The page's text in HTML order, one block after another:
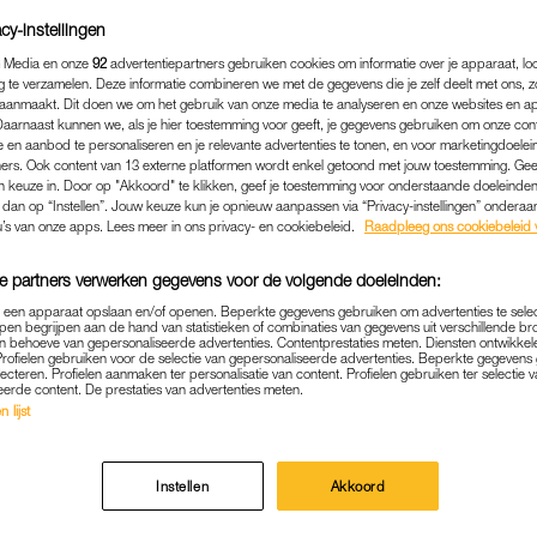
ÉN 'HET
ZIJN WEER IN AANTOCHT
MEDIA|KIJKTIP
binnenkort weer extra vroeg op tafel, want het
jaar weer afwachten welke obstakels Sinterklaas
instellingen
en onze 92 advertentiepartners gebruiken cookies om informatie over je apparaat,
te verzamelen. Deze informatie combineren we met de gegevens die je zelf deelt met ons,
Dit doen we om het gebruik van onze media te analyseren en onze websites en
kunnen we, als je hier toestemming voor geeft, je gegevens gebruiken om onze
en aanbod te personaliseren en je relevante advertenties te tonen, en voor
Ook content van 13 externe platformen wordt enkel getoond met jouw toestemming.
keuze in. Door op "Akkoord" te klikken, geef je toestemming voor onderstaande
op “Instellen”. Jouw keuze kun je opnieuw aanpassen via “Privacy-instellingen”
van onze apps. Lees meer in ons privacy- en cookiebeleid.
Raadpleeg ons cookiebeleid
partners verwerken gegevens voor de volgende doeleinden:
apparaat opslaan en/of openen. Beperkte gegevens gebruiken om advertenties te
begrijpen aan de hand van statistieken of combinaties van gegevens uit verschillende
behoeve van gepersonaliseerde advertenties. Contentprestaties meten. Diensten
gebruiken voor de selectie van gepersonaliseerde advertenties. Beperkte
Profielen aanmaken ter personalisatie van content. Profielen gebruiken ter selectie
content. De prestaties van advertenties meten.
lijst
Instellen Akkoord